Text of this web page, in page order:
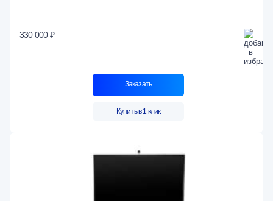
330 000 ₽
Заказать
Купить в 1 клик